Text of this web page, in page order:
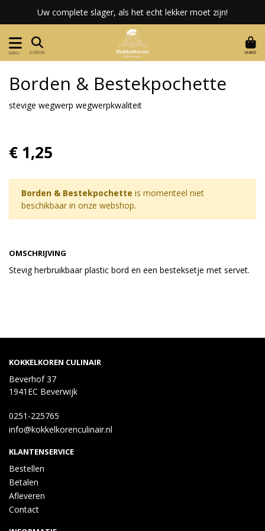
Uw complete slager, als het echt lekker moet zijn!
MENU ZOEKEN MAND
OMSCHRIJVING
Stevig herbruikbaar plastic bord en een besteksetje met servet.
Borden & Bestekpochette
stevige wegwerp wegwerpkwaliteit
€ 1,25
Borden & Bestekpochette is momenteel niet
beschikbaar in onze webshop.
KOKKELKOREN CULINAIR
Beverhof 37
1941EC Beverwijk
0251-225765
info@kokkelkorenculinair.nl
KLANTENSERVICE
Bestellen
Betalen
Afleveren
Contact